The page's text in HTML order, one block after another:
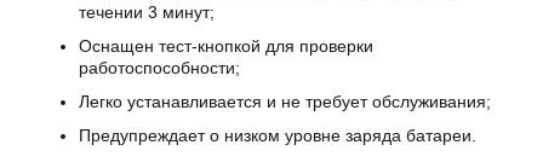
течении 3 минут;
Оснащен тест-кнопкой для проверки
работоспособности;
Легко устанавливается и не требует обслуживания;
Предупреждает о низком уровне заряда батареи.